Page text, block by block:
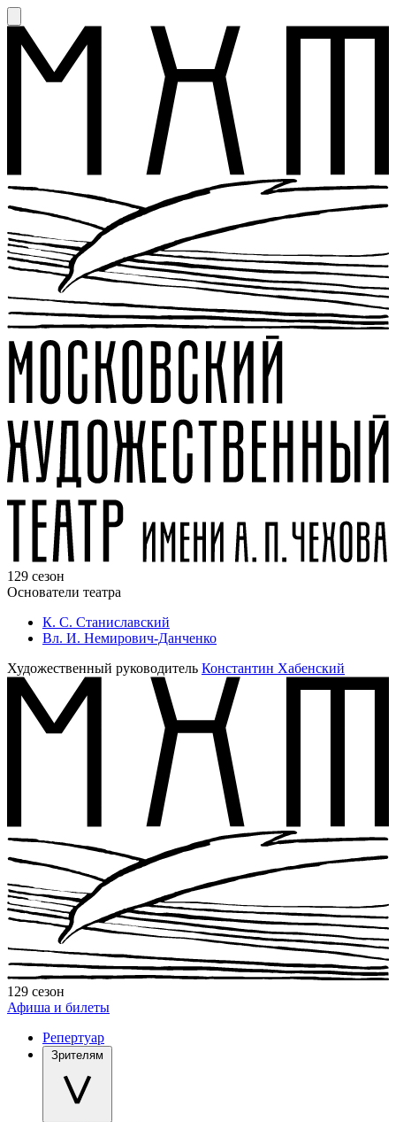
129 сезон
Основатели театра
К. С. Станиславский
Вл. И. Немирович-Данченко
Художественный руководитель Константин Хабенский
129 сезон
Афиша и билеты
Репертуар
Зрителям